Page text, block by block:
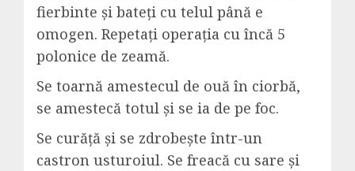
fierbinte și bateți cu telul până e
omogen. Repetați operația cu încă 5
polonice de zeamă.
Se toarnă amestecul de ouă în ciorbă,
se amestecă totul și se ia de pe foc.
Se curăță și se zdrobește într-un
castron usturoiul. Se freacă cu sare și